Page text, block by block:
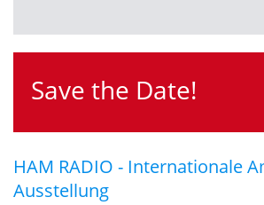
Save the Date!
HAM RADIO - Internationale
Ausstellung